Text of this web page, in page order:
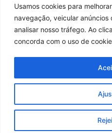
Usamos cookies para
navegação, veicular
analisar nosso tráfego. Ao
concorda com o uso de
SIGA-
Fale